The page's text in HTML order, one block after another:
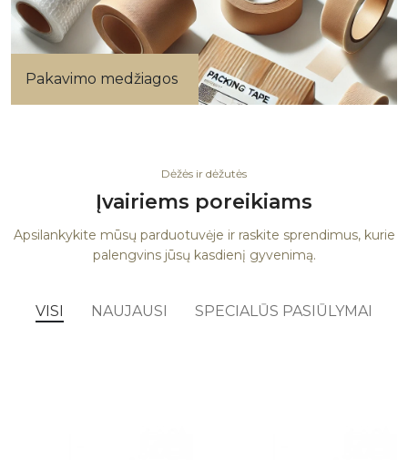
Pakavimo medžiagos
Dėžės ir dėžutės
Įvairiems poreikiams
Apsilankykite mūsų parduotuvėje ir raskite sprendimus, kurie
palengvins jūsų kasdienį gyvenimą.
VISI NAUJAUSI SPECIALŪS PASIŪLYMAI